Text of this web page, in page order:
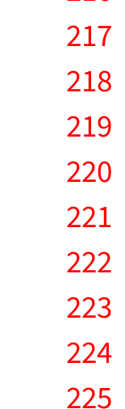
217
218
219
220
221
222
223
224
225